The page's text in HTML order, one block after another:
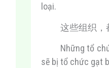
loại.
这些组织，
Những tổ
sẽ bị tổ chức gạt